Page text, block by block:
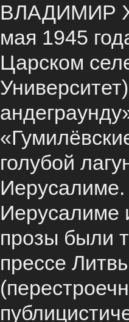
ВЛАДИМИР
мая 1945
Царском
голубой
Иерусалиме.
Иерусалиме
прозы были
прессе